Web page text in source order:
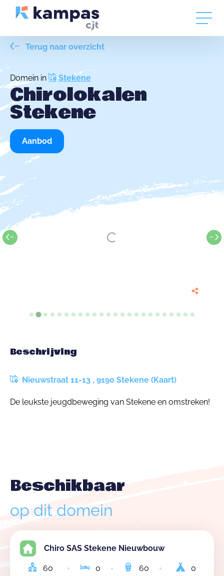
Terug naar overzicht
Domein in Stekene
Chirolokalen
Stekene
Aanbod
Beschrijving
Nieuwstraat 11-13 , 9190 Stekene (Kaart)
De leukste jeugdbeweging van Stekene en omstreken!
Beschikbaar
op dit domein
Chiro SAS Stekene Nieuwbouw
60 0 60
0